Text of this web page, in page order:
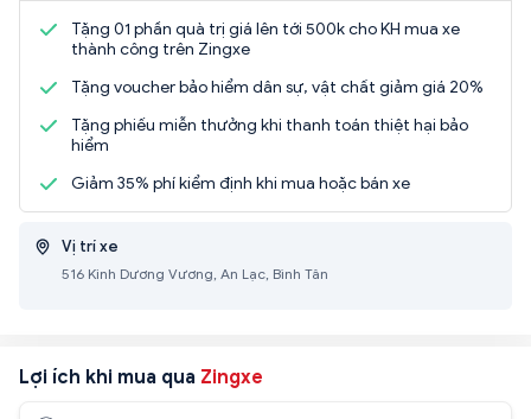
Tặng 01 phần quà trị giá lên tới 500k cho KH mua xe
thành công trên Zingxe
Tặng voucher bảo hiểm dân sự, vật chất giảm giá 20%
Tặng phiếu miễn thưởng khi thanh toán thiệt hại bảo
hiểm
Giảm 35% phí kiểm định khi mua hoặc bán xe
Vị trí xe
516 Kinh Dương Vương, An Lạc, Bình Tân
Lợi ích khi mua qua Zingxe